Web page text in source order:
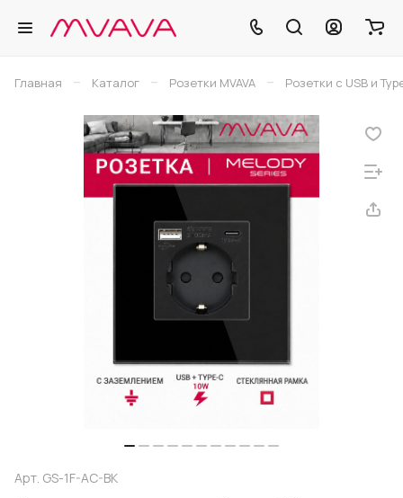
Главная – Каталог – Розетки MVAVA – Розетки с USB и
Арт. GS-1F-AC-BK